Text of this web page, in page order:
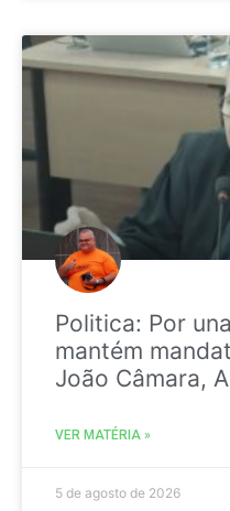
Politica: Por
mantém
João Câmara,
VER MATÉRIA »
5 de agosto de 2026